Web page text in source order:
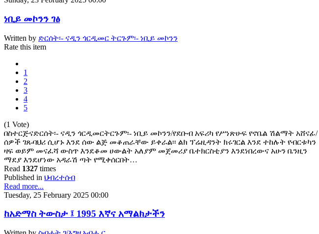
ነቢይ መኮንን ገፅ
Written by ድርሰት፡- ናዲን ጎርዲመር ትርጉም፡- ነቢይ መኮንን
Rate this item
1
2
3
4
5
(1 Vote)
በስተርጅናድርሰት፡- ናዲን ጎርዲመርትርጉም፡- ነቢይ መኮንን/የደቡብ አፍሪካ የሥነጽሁፍ የኖቤል ሽልማት አሸናፊ/
ሰዎች ገጸ-ባህሪ ሲሆኑ እንደ ሰው ልጅ መቆጠራቸው ይቀራል፡፡ ልክ ፕሬዚዳንት ክሩገርል እንደ ተከሉት የብርቱካን
ዛፍ ወይም መናፈሻ ውስጥ እንደቆመ ሀውልት አለያም መጀመሪያ ቤተክርስቲያን እንደነበረውና አሁን ቤንዚን
ማደያ እንደሆነው አዳራሽ ጣት የሚቀሰርበት…
Read 1327 times
Published in ህብረተሰብ
Read more...
Tuesday, 25 February 2025 00:00
ከአድማስ ትውስታ ፤ 1995 እኛና አማልክታችን